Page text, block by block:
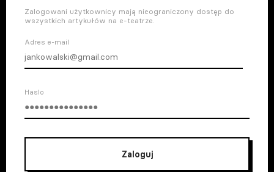
Zalogowani użytkownicy mają nieograniczony dostęp do
wszystkich artykułów na e-teatrze.
Adres e-mail
Haslo
Zaloguj